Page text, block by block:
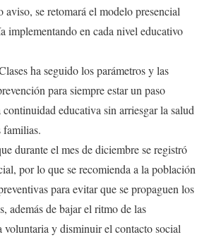
aviso, se retomará el modelo presencial
implementando en cada nivel educativo
ha seguido los parámetros y las
para siempre estar un paso
educativa sin arriesgar la salud
familias.
durante el mes de diciembre se registró
por lo que se recomienda a la población
para evitar que se propaguen los
además de bajar el ritmo de las
voluntaria y disminuir el contacto social